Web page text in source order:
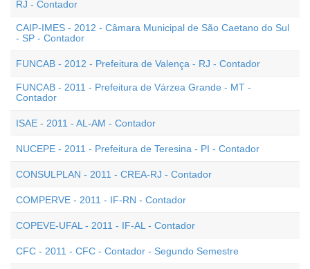
RJ - Contador
CAIP-IMES - 2012 - Câmara Municipal de São Caetano do Sul
- SP - Contador
FUNCAB - 2012 - Prefeitura de Valença - RJ - Contador
FUNCAB - 2011 - Prefeitura de Várzea Grande - MT -
Contador
ISAE - 2011 - AL-AM - Contador
NUCEPE - 2011 - Prefeitura de Teresina - PI - Contador
CONSULPLAN - 2011 - CREA-RJ - Contador
COMPERVE - 2011 - IF-RN - Contador
COPEVE-UFAL - 2011 - IF-AL - Contador
CFC - 2011 - CFC - Contador - Segundo Semestre